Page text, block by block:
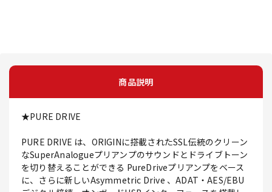
商品説明
★PURE DRIVE
PURE DRIVE は、ORIGINに搭載されたSSL伝統のクリーン
なSuperAnalogueプリアンプのサウンドとドライブトーン
を切り替えることができる PureDriveプリアンプをベース
に、さらに新しいAsymmetric Drive 、ADAT・AES/EBU